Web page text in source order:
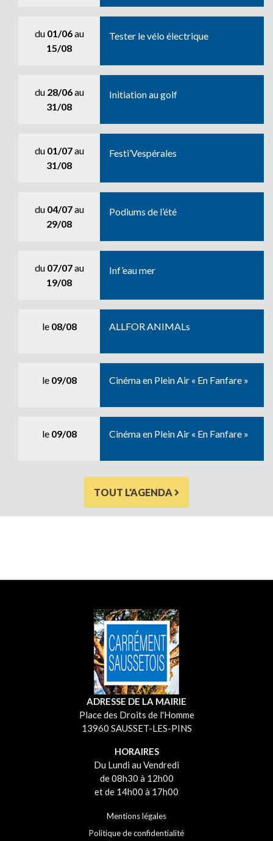
du 01/06au
15/08
Tester le vélo électrique
du 28/06au
31/08
Initiation au golf
du 01/07au
31/08
Festi’Vespérales
du 04/07au
29/08
Podiums de l’été
du 07/07au
19/08
Inf’eau mer
le 08/08 ALLFOR ANIMALs
le 09/08 Cinéma en Plein Air « En Fanfare »
le 09/08 Cinéma en Plein Air « En Fanfare »
TOUT L'AGENDA
ADRESSE DE LA MAIRIE
Place des Droits de l'Homme
13960 SAUSSET-LES-PINS
HORAIRES
Du Lundi au Vendredi
de 08h30 à 12h00
et de 14h00 à 17h00
Mentions légales
Politique de confidentialité